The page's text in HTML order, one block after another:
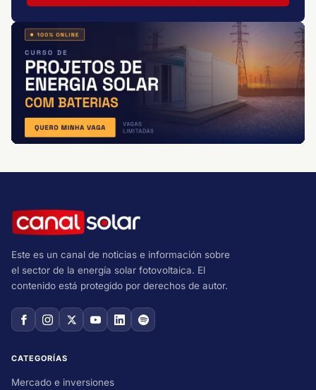
Este es un canal de noticias e información sobre
el sector de la energía solar fotovoltaica. El
contenido está protegido por derechos de autor.
CATEGORÍAS
Mercado e inversiones